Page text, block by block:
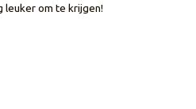
leuker om te krijgen!